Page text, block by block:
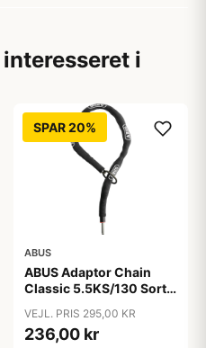
i
SPAR 20%
ABUS
ABUS Adaptor Chain
Classic 5.5KS/130 Sort -
VEJL. PRIS 295,00 KR
236,00 kr